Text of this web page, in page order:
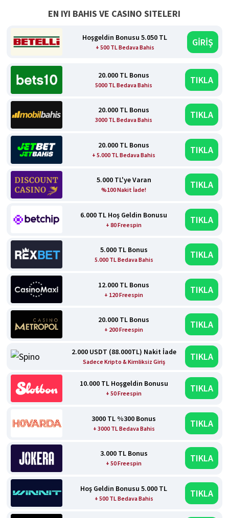
EN IYI BAHIS VE CASINO SITELERI
Hoşgeldin Bonusu 5.050 TL
+ 500 TL Bedava Bahis GİRİŞ
20.000 TL Bonus
5000 TL Bedava Bahis TIKLA
20.000 TL Bonus
3000 TL Bedava Bahis TIKLA
20.000 TL Bonus
+ 5.000 TL Bedava Bahis TIKLA
5.000 TL'ye Varan
%100 Nakit İade! TIKLA
6.000 TL Hoş Geldin Bonusu
+ 80 Freespin TIKLA
5.000 TL Bonus
5.000 TL Bedava Bahis TIKLA
12.000 TL Bonus
+ 120 Freespin TIKLA
20.000 TL Bonus
+ 200 Freespin TIKLA
2.000 USDT (88.000TL) Nakit İade
Sadece Kripto & Kimliksiz Giriş TIKLA
10.000 TL Hoşgeldin Bonusu
+ 50 Freespin TIKLA
3000 TL %300 Bonus
+ 3000 TL Bedava Bahis TIKLA
3.000 TL Bonus
+ 50 Freespin TIKLA
Hoş Geldin Bonusu 5.000 TL
+ 500 TL Bedava Bahis TIKLA